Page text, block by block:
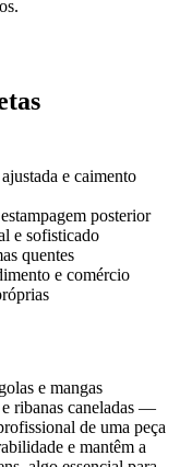
e caimento
posterior
e sofisticado
quentes
e comércio
e mangas
ribanas caneladas —
de uma peça
e mantêm a